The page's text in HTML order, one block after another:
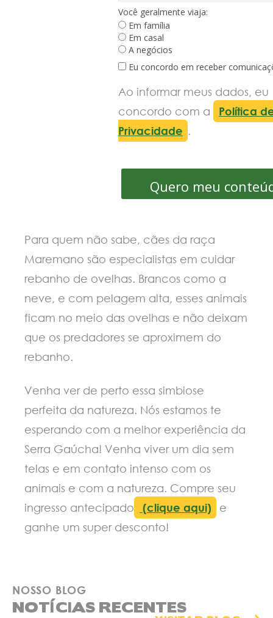
Você geralmente viaja:
Em família
Em casal
A negócios
Eu concordo em receber
Ao informar meus dados, eu
concordo com a
Política
Privacidade .
Quero meu
Para quem não sabe, cães da raça
Maremano são especialistas em cuidar
rebanho de ovelhas. Brancos como a
neve, e com pelagem alta, esses animais
ficam no meio das ovelhas e não deixam
que os predadores se aproximem do
rebanho.
Venha ver de perto essa simbiose
perfeita da natureza. Nós estamos te
esperando com a melhor experiência da
Serra Gaúcha! Venha viver um dia sem
telas e em contato intenso com os
animais e com a natureza. Compre seu
ingresso antecipado
(clique aqui)
e
ganhe um super desconto!
NOSSO BLOG
NOTÍCIAS RECENTES